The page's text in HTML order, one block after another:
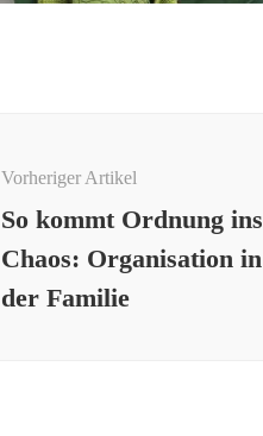
Vorheriger Artikel
So kommt Ordnung ins
Chaos: Organisation in
der Familie